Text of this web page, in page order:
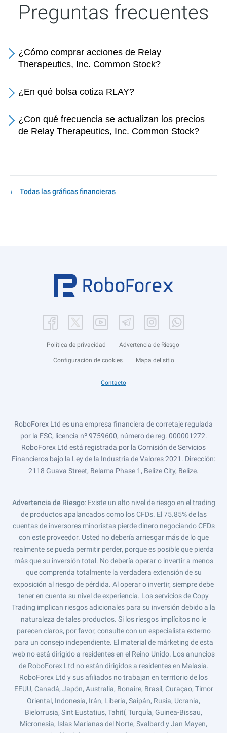
Preguntas frecuentes
¿Cómo comprar acciones de Relay
Therapeutics, Inc. Common Stock?
¿En qué bolsa cotiza RLAY?
¿Con qué frecuencia se actualizan los precios
de Relay Therapeutics, Inc. Common Stock?
Todas las gráficas financieras
Política de privacidad Advertencia de Riesgo
Configuración de cookies Mapa del sitio
Contacto
RoboForex Ltd es una empresa financiera de corretaje regulada
por la FSC, licencia nº 9759600, número de reg. 000001272.
RoboForex Ltd está registrada por la Comisión de Servicios
Financieros bajo la Ley de la Industria de Valores 2021. Dirección:
2118 Guava Street, Belama Phase 1, Belize City, Belize.
Advertencia de Riesgo: Existe un alto nivel de riesgo en el trading
de productos apalancados como los CFDs. El 75.85% de las
cuentas de inversores minoristas pierde dinero negociando CFDs
con este proveedor. Usted no debería arriesgar más de lo que
realmente se pueda permitir perder, porque es posible que pierda
más que su inversión total. No debería operar o invertir a menos
que comprenda totalmente la verdadera extensión de su
exposición al riesgo de pérdida. Al operar o invertir, siempre debe
tener en cuenta su nivel de experiencia. Los servicios de Copy
Trading implican riesgos adicionales para su inversión debido a la
naturaleza de tales productos. Si los riesgos implícitos no le
parecen claros, por favor, consulte con un especialista externo
para un consejo independiente. El material de márketing de esta
web no está dirigido a residentes en el Reino Unido. Los anuncios
de RoboForex Ltd no están dirigidos a residentes en Malasia.
RoboForex Ltd y sus afiliados no trabajan en territorio de los
EEUU, Canadá, Japón, Australia, Bonaire, Brasil, Curaçao, Timor
Oriental, Indonesia, Irán, Liberia, Saipán, Rusia, Ucrania,
Bielorrusia, Sint Eustatius, Tahití, Turquía, Guinea-Bissau,
Micronesia, Islas Marianas del Norte, Svalbard y Jan Mayen,